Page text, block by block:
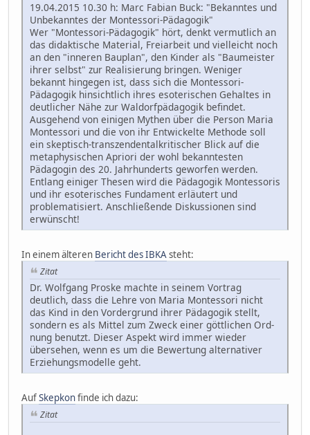
19.04.2015 10.30 h: Marc Fabian Buck: "Bekanntes und
Unbekanntes der Montessori-Pädagogik"
Wer "Montessori-Pädagogik" hört, denkt vermutlich an
das didaktische Material, Freiarbeit und vielleicht noch
an den "inneren Bauplan", den Kinder als "Baumeister
ihrer selbst" zur Realisierung bringen. Weniger
bekannt hingegen ist, dass sich die Montessori-
Pädagogik hinsichtlich ihres esoterischen Gehaltes in
deutlicher Nähe zur Waldorfpädagogik befindet.
Ausgehend von einigen Mythen über die Person Maria
Montessori und die von ihr Entwickelte Methode soll
ein skeptisch-transzendentalkritischer Blick auf die
metaphysischen Apriori der wohl bekanntesten
Pädagogin des 20. Jahrhunderts geworfen werden.
Entlang einiger Thesen wird die Pädagogik Montessoris
und ihr esoterisches Fundament erläutert und
problematisiert. Anschließende Diskussionen sind
erwünscht!
In einem älteren Bericht des IBKAsteht:
Zitat
Dr. Wolf­gang Proske machte in seinem Vor­trag
deutlich, dass die Lehre von Maria Montessori nicht
das Kind in den Vorder­grund ihrer Pädagogik stellt,
sondern es als Mittel zum Zweck einer göttlichen Ord­
nung benutzt. Dieser Aspekt wird immer wieder
übersehen, wenn es um die Bewer­tung alternativer
Erziehungsmodelle geht.
AufSkepkonfinde ich dazu:
Zitat